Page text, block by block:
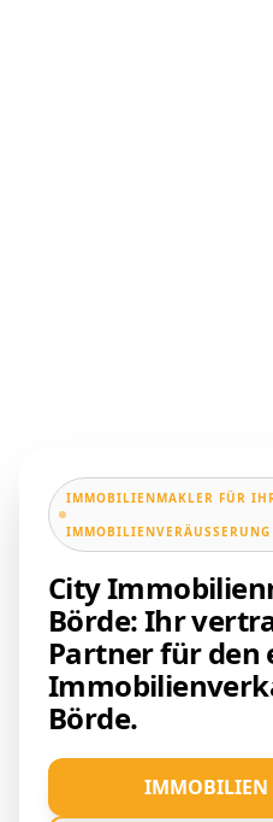
IMMOBILIENMAKLER FÜR
IMMOBILIENVERÄUSSERUNG
City
Börde: Ihr
Partner für den
Börde.
IMMOBILIEN